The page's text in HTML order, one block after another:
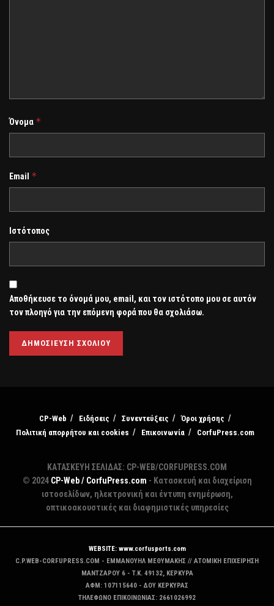
Όνομα *
Email *
Ιστότοπος
Αποθήκευσε το όνομά μου, email, και τον ιστότοπο μου σε αυτόν
τον πλοηγό για την επόμενη φορά που θα σχολιάσω.
CP-Web Ειδήσεις Συνεντεύξεις
Όροι χρήσης
Πολιτική απορρήτου και cookies
Επικοινωνία CorfuPress.com
ΚΑΤΑΣΚΕΥΗ ΣΕΛΙΔΑΣ: CP-WEB/CORFUPRESS.COM
© 2024 CP-Web / CorfuPress.com - Κατασκευή και διαχείριση
ιστοσελίδων, ηλεκτρονική και έντυπη ενημέρωση,
οπτικοακουστικές και διαφημιστικές υπηρεσίες
WEBSITE: www.corfusports.com
C.P.WEB-CORFUPRESS.COM - ΕΜΜΑΝΟΥΗΛ ΜΕΘΥΜΑΚΗΣ // ΑΤΟΜΙΚΗ ΕΠΙΧΕΙΡΗΣΗ
MANTZAΡΟΥ 6 - T.K. 49132, ΚΕΡΚΥΡΑ
ΑΦΜ: 107115640 - ΔΟΥ ΚΕΡΚΥΡΑΣ
ΤΗΛΕΦΩΝΟ ΕΠΙΚΟΙΝΩΝΙΑΣ: 2661026992